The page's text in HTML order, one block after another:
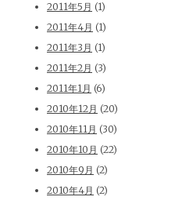
2011年5月 (1)
2011年4月 (1)
2011年3月 (1)
2011年2月 (3)
2011年1月 (6)
2010年12月 (20)
2010年11月 (30)
2010年10月 (22)
2010年9月 (2)
2010年4月 (2)